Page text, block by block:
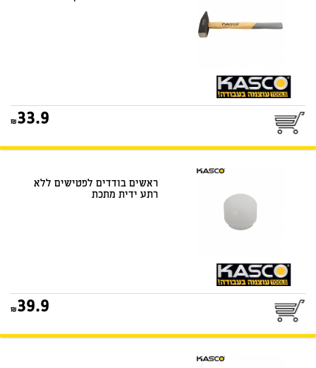
33.9
ראשים בודדים לפטישים ללא
רתע ידית מתכת
39.9